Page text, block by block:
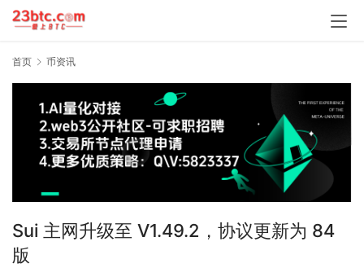
首页 币资讯
Sui 主网升级至 V1.49.2，协议更新为 84
版